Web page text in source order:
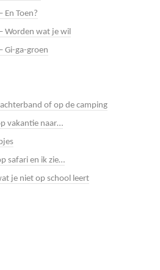
En Toen?
Worden wat je wil
Gi-ga-groen
of op de camping
vakantie naar…
safari en ik zie…
je niet op school leert